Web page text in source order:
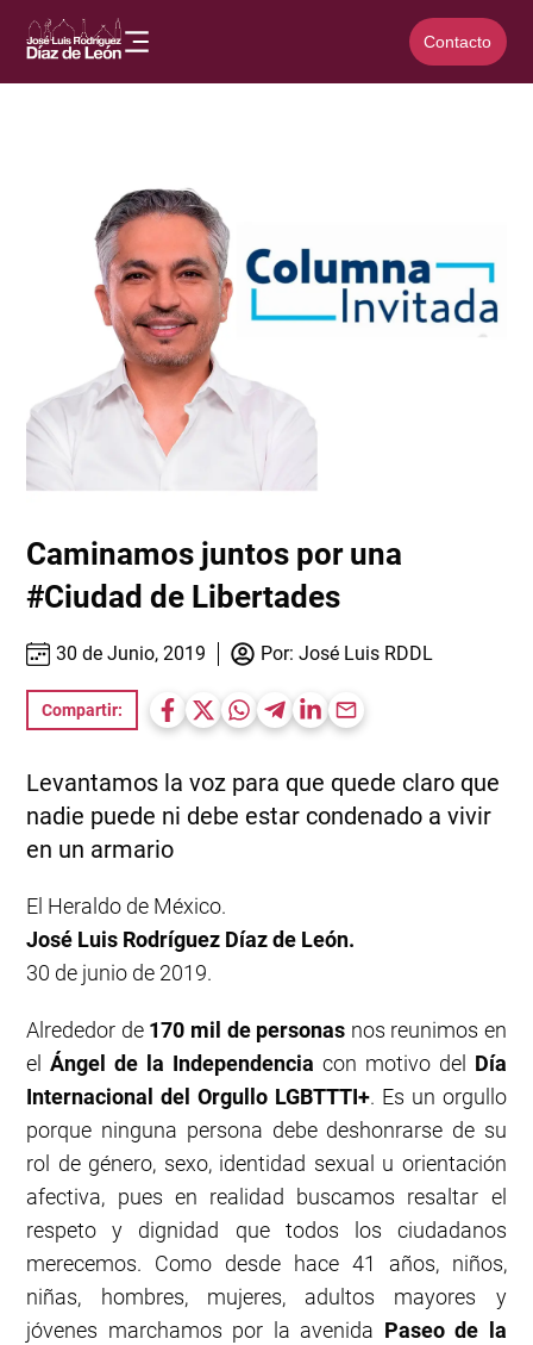
Contacto
Caminamos juntos por una
#Ciudad de Libertades
30 de Junio, 2019 Por: José Luis RDDL
Compartir:
Levantamos la voz para que quede claro que
nadie puede ni debe estar condenado a vivir
en un armario
El Heraldo de México.
José Luis Rodríguez Díaz de León.
30 de junio de 2019.
Alrededor de 170 mil de personas nos reunimos en
el Ángel de la Independencia con motivo del Día
Internacional del Orgullo LGBTTTI+. Es un orgullo
porque ninguna persona debe deshonrarse de su
rol de género, sexo, identidad sexual u orientación
afectiva, pues en realidad buscamos resaltar el
respeto y dignidad que todos los ciudadanos
merecemos. Como desde hace 41 años, niños,
niñas, hombres, mujeres, adultos mayores y
jóvenes marchamos por la avenida Paseo de la